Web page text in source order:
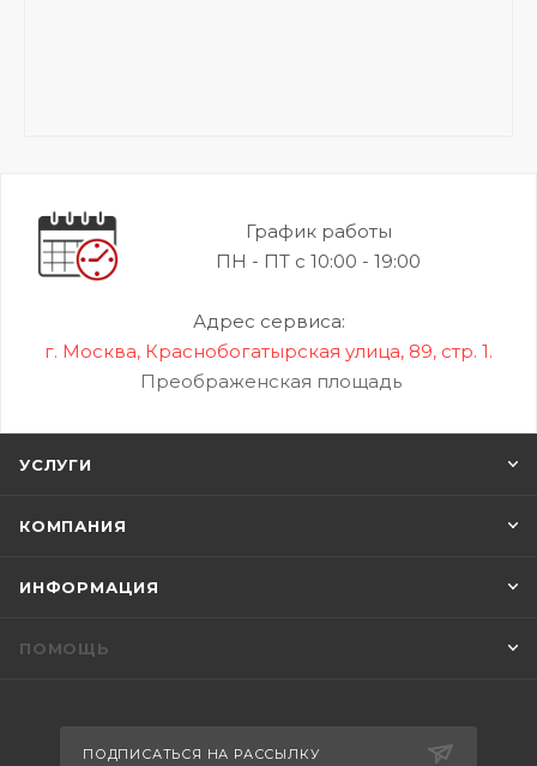
График работы
ПН - ПТ с 10:00 - 19:00
Адрес сервиса:
г. Москва, Краснобогатырская улица, 89, стр. 1.
Преображенская площадь
УСЛУГИ
КОМПАНИЯ
ИНФОРМАЦИЯ
ПОМОЩЬ
ПОДПИСАТЬСЯ НА РАССЫЛКУ